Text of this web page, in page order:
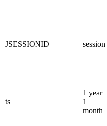
JSESSIONID session
ts
1 year
1
month